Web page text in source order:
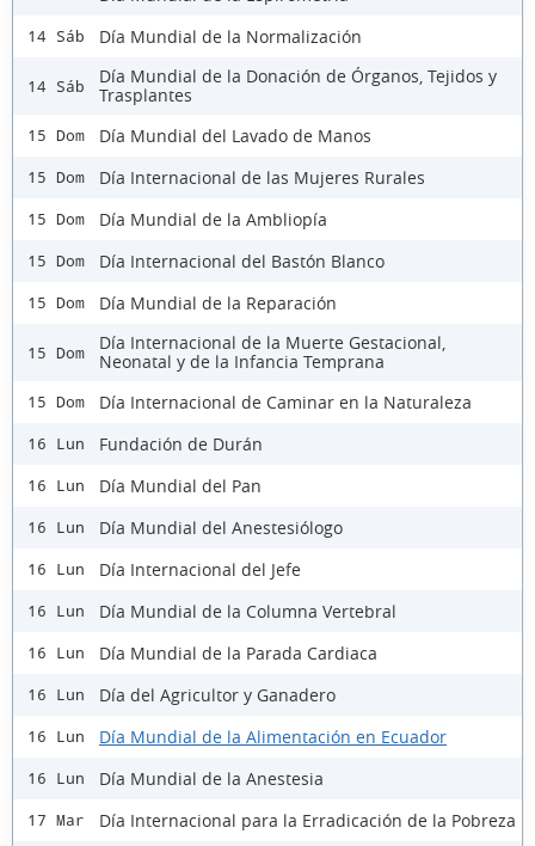
14 Sáb Día Mundial de la Normalización
14 Sáb
Día Mundial de la Donación de Órganos, Tejidos y
Trasplantes
15 Dom Día Mundial del Lavado de Manos
15 Dom Día Internacional de las Mujeres Rurales
15 Dom Día Mundial de la Ambliopía
15 Dom Día Internacional del Bastón Blanco
15 Dom Día Mundial de la Reparación
15 Dom
Día Internacional de la Muerte Gestacional,
Neonatal y de la Infancia Temprana
15 Dom Día Internacional de Caminar en la Naturaleza
16 Lun Fundación de Durán
16 Lun Día Mundial del Pan
16 Lun Día Mundial del Anestesiólogo
16 Lun Día Internacional del Jefe
16 Lun Día Mundial de la Columna Vertebral
16 Lun Día Mundial de la Parada Cardiaca
16 Lun Día del Agricultor y Ganadero
16 Lun Día Mundial de la Alimentación en Ecuador
16 Lun Día Mundial de la Anestesia
17 Mar Día Internacional para la Erradicación de la Pobreza